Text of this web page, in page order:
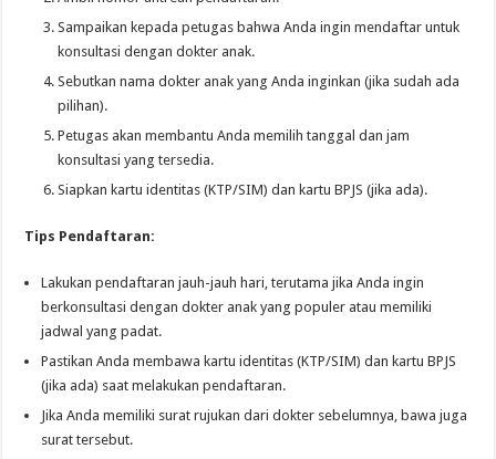
Sampaikan kepada petugas bahwa Anda ingin mendaftar untuk
konsultasi dengan dokter anak.
Sebutkan nama dokter anak yang Anda inginkan (jika sudah ada
pilihan).
Petugas akan membantu Anda memilih tanggal dan jam
konsultasi yang tersedia.
Siapkan kartu identitas (KTP/SIM) dan kartu BPJS (jika ada).
Tips Pendaftaran:
Lakukan pendaftaran jauh-jauh hari, terutama jika Anda ingin
berkonsultasi dengan dokter anak yang populer atau memiliki
jadwal yang padat.
Pastikan Anda membawa kartu identitas (KTP/SIM) dan kartu BPJS
(jika ada) saat melakukan pendaftaran.
Jika Anda memiliki surat rujukan dari dokter sebelumnya, bawa juga
surat tersebut.